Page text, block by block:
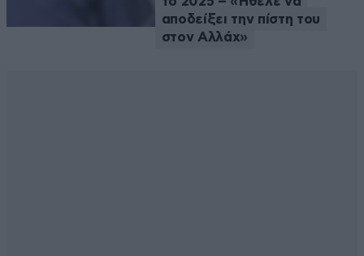
αποδείξει την πίστη του
στον Αλλάχ»